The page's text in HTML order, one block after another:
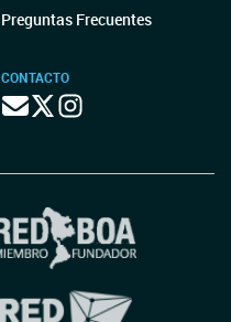
Preguntas Frecuentes
CONTACTO